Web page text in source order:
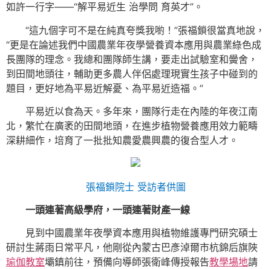
如許一行字——“解平易近生 治學問 育英才”。
“這九個字可不是在純真夸獎我喲！”張福鎖很當真地說，
“更是在論述我們中國農業年夜學營養資本應用與農業綠色成
長團隊的理念。我總和團隊師生講，要走出試驗室和黌舍，
到田間地頭往，輔助更多農人伴侶處理現實生孩子中碰到的
題目，更好地為平易近解憂、為平易近造福。”
平易近以食為天。多年來，團隊行走在內陸的年夜江南
北，繁忙在廣袤的田間地頭，在進步植物營養應用效力範疇
深耕細作，培育了一批批知農愛農興農的復合型人才。
張福鎖院士 受訪者供圖
一頭連著高級學府，一頭連著財產一線
見到中國農業年夜學資本應用與植物維護專門研究碩士
研討生蔣雨日常平凡，他剛從內蒙古巴彥淖爾市杭錦后旗陜
瑜伽教室壩鎮前往，預備向導師張衛峰傳授報告教學場地請